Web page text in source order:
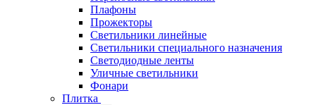
Плафоны
Прожекторы
Светильники линейные
Светильники специального назначения
Светодиодные ленты
Уличные светильники
Фонари
Плитка